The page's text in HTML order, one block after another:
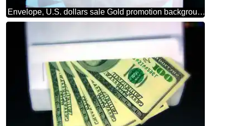
Envelope, U.S. dollars sale Gold promotion background